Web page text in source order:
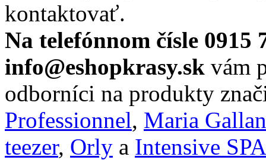
kontaktovať.
Na telefónnom čísle 0915
info@eshopkrasy.sk vám
odborníci na produkty
Professionnel, Maria
teezer, Orly a Intensive SPA